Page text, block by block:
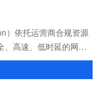
）依托运营商合规资源
、高速、低时延的网络
据安全传输、业务质量